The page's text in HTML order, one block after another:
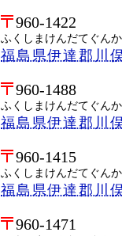
960-1422
ふくしまけんだてぐん
福島県伊達郡川
960-1488
ふくしまけんだてぐん
福島県伊達郡川
960-1415
ふくしまけんだてぐん
福島県伊達郡川
960-1471